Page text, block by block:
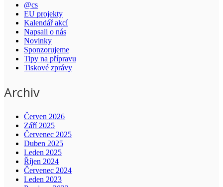
@cs
EU projekty
Kalendář akcí
Napsali o nás
Novinky
Sponzorujeme
Tipy na přípravu
Tiskové zprávy
Archiv
Červen 2026
Září 2025
Červenec 2025
Duben 2025
Leden 2025
Říjen 2024
Červenec 2024
Leden 2023